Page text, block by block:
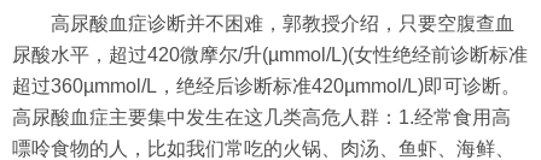
高尿酸血症诊断并不困难，郭教授介绍，只要空腹查血
尿酸水平，超过420微摩尔/升(µmmol/L)(女性绝经前诊断标准
超过360µmmol/L，绝经后诊断标准420µmmol/L)即可诊断。
高尿酸血症主要集中发生在这几类高危人群：1.经常食用高
嘌呤食物的人，比如我们常吃的火锅、肉汤、鱼虾、海鲜、